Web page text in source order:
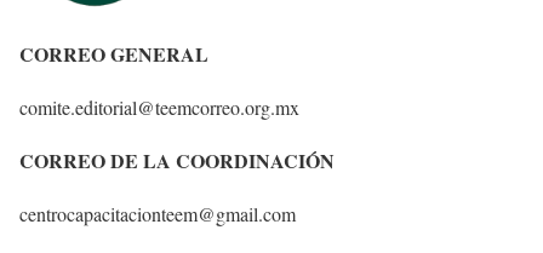
CORREO GENERAL
comite.editorial@teemcorreo.org.mx
CORREO DE LA COORDINACIÓN
centrocapacitacionteem@gmail.com